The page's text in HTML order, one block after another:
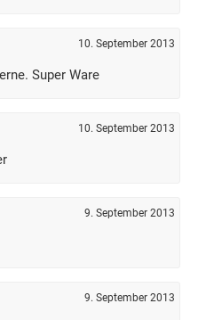
10. September 2013
Super Ware
10. September 2013
9. September 2013
9. September 2013